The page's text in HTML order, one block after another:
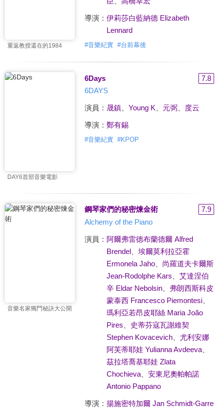
重返教授還在的1984
導演： 伊莉莎白藍納德 Elizabeth
Lennard
#音樂紀實 #台前幕後
DAY6首部音樂電影
6Days
7.8
6DAYS
演員： 晟鎮、 Young K 元弼、 度云
導演： 鄭有錫
#音樂紀實 #KPOP
音樂名家獨門秘訣大公開
鋼琴家們的秘密煉金術
7.9
Alchemy of the Piano
演員： 阿爾弗雷德布蘭德爾 Alfred
Brendel、 埃爾莫利拉亞霍
Ermonela Jaho、 尚羅道夫卡爾斯
Jean-Rodolphe Kars
艾達涅伯
辛 Eldar Nebolsin、 弗朗西斯科皮
蒙泰西 Francesco Piemontesi、
瑪利亞若昂皮耶絲 Maria João
Pires
史蒂芬寇瓦謝維契
Stephen Kovacevich、 尤利安娜
阿芙蒂耶娃 Yulianna Avdeeva、
茲拉塔喬基耶娃 Zlata
Chochieva、 安東尼奧帕帕諾
Antonio Pappano
導演： 揚施密特加爾 Jan Schmidt-Garre